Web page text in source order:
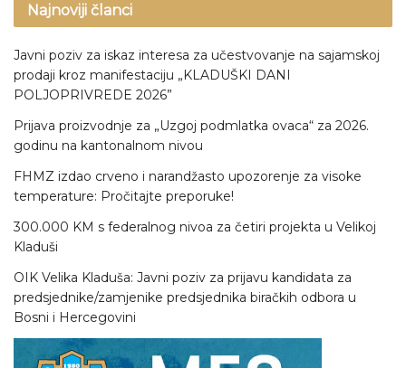
Najnoviji članci
Javni poziv za iskaz interesa za učestvovanje na sajamskoj
prodaji kroz manifestaciju „KLADUŠKI DANI
POLJOPRIVREDE 2026”
Prijava proizvodnje za „Uzgoj podmlatka ovaca“ za 2026.
godinu na kantonalnom nivou
FHMZ izdao crveno i narandžasto upozorenje za visoke
temperature: Pročitajte preporuke!
300.000 KM s federalnog nivoa za četiri projekta u Velikoj
Kladuši
OIK Velika Kladuša: Javni poziv za prijavu kandidata za
predsjednike/zamjenike predsjednika biračkih odbora u
Bosni i Hercegovini